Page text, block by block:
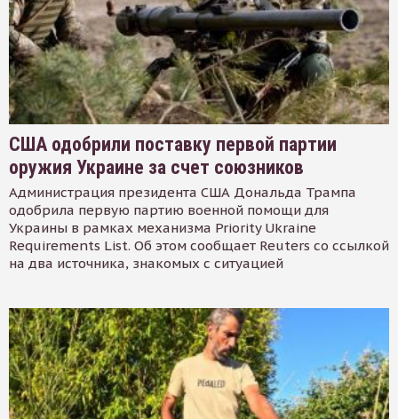
США одобрили поставку первой партии
оружия Украине за счет союзников
Администрация президента США Дональда Трампа
одобрила первую партию военной помощи для
Украины в рамках механизма Priority Ukraine
Requirements List. Об этом сообщает Reuters со ссылкой
на два источника, знакомых с ситуацией